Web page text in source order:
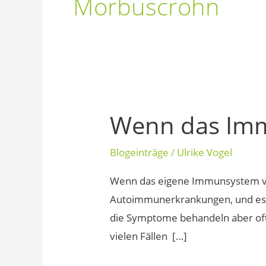
Wenn das
Blogeinträge / Ulrike Vogel
Wenn das eigene Immunsystem
Autoimmunerkrankungen, und
die Symptome behandeln aber
vielen Fällen […]
Wenn
das
Immunsystem
verrückt
spielt